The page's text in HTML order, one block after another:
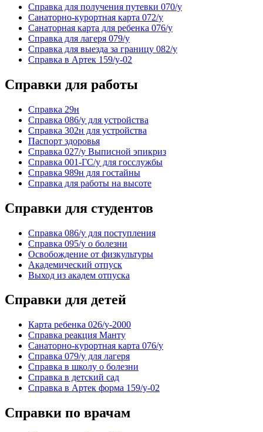
Справка для получения путевки 070/у
Санаторно-курортная карта 072/у
Санаторная карта для ребенка 076/у
Справка для лагеря 079/у
Справка для выезда за границу 082/у
Справка в Артек 159/у-02
Справки для работы
Cправка 29н
Справка 086/у для устройства
Справка 302н для устройства
Паспорт здоровья
Справка 027/у Выписной эпикриз
Справка 001-ГС/у для госслужбы
Справка 989н для гостайны
Справка для работы на высоте
Справки для студентов
Справка 086/у для поступления
Справка 095/у о болезни
Освобождение от физкультуры
Академический отпуск
Выход из академ отпуска
Справки для детей
Карта ребенка 026/у-2000
Справка реакция Манту
Санаторно-курортная карта 076/у
Справка 079/у для лагеря
Справка в школу о болезни
Справка в детский сад
Справка в Артек форма 159/у-02
Справки по врачам